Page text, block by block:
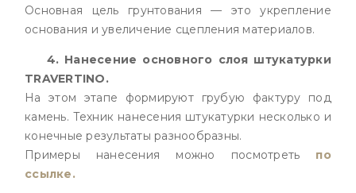
Основная цель грунтования — это укрепление
основания и увеличение сцепления материалов.
4. Нанесение основного слоя штукатурки
TRAVERTINO.
На этом этапе формируют грубую фактуру под
камень. Техник нанесения штукатурки несколько и
конечные результаты разнообразны.
Примеры нанесения можно посмотреть по
ссылке.